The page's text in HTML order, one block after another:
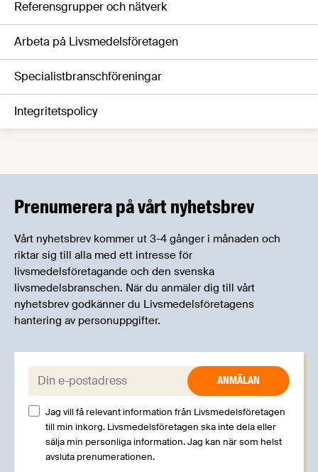
Referensgrupper och nätverk
Arbeta på Livsmedelsföretagen
Specialistbranschföreningar
Integritetspolicy
Prenumerera på vårt nyhetsbrev
Vårt nyhetsbrev kommer ut 3-4 gånger i månaden och
riktar sig till alla med ett intresse för
livsmedelsföretagande och den svenska
livsmedelsbranschen. När du anmäler dig till vårt
nyhetsbrev godkänner du Livsmedelsföretagens
hantering av personuppgifter.
E-post:
Jag vill få relevant information från Livsmedelsföretagen
till min inkorg. Livsmedelsföretagen ska inte dela eller
sälja min personliga information. Jag kan när som helst
avsluta prenumerationen.